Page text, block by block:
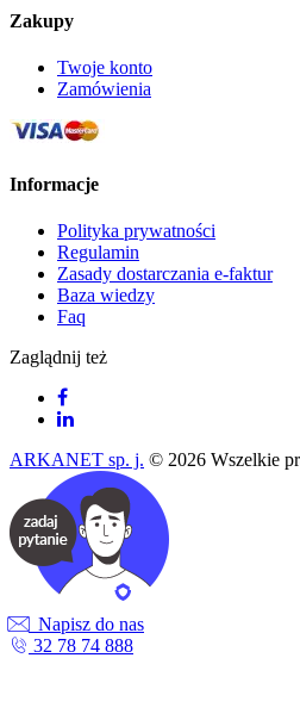
Zakupy
Twoje konto
Zamówienia
Informacje
Polityka prywatności
Regulamin
Zasady dostarczania e-faktur
Baza wiedzy
Faq
Zaglądnij też
ARKANET sp. j. © 2026 Wszelkie
Napisz do nas
32 78 74 888